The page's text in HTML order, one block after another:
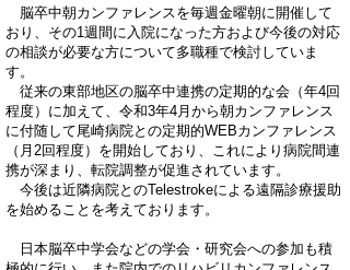
脳卒中朝カンファレンスを毎週金曜朝に開催して
おり、その1週間に入院になった方および今後の対応
の相談が必要な方について多職種で検討していま
す。
従来の東部地区の脳卒中連携の定期的な会（年4回
程度）に加えて、令和3年4月から朝カンファレンス
に付随して尾崎病院との定期的WEBカンファレンス
（月2回程度）を開始しており、これにより病院間連
携が深まり、転院調整が促進されています。
今後は近隣病院とのTelestrokeによる遠隔診療援助
を始めることを考えております。
日本脳卒中学会などの学会・研究会への参加も積